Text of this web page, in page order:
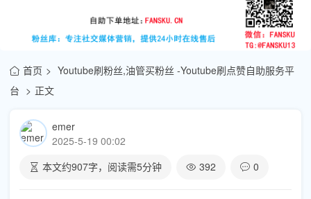
首页
Youtube刷粉丝,油管买粉丝 -Youtube刷点赞自助服务平
台
正文
emer
2025-5-19 00:02
本文约907字，阅读需5分钟 392 0